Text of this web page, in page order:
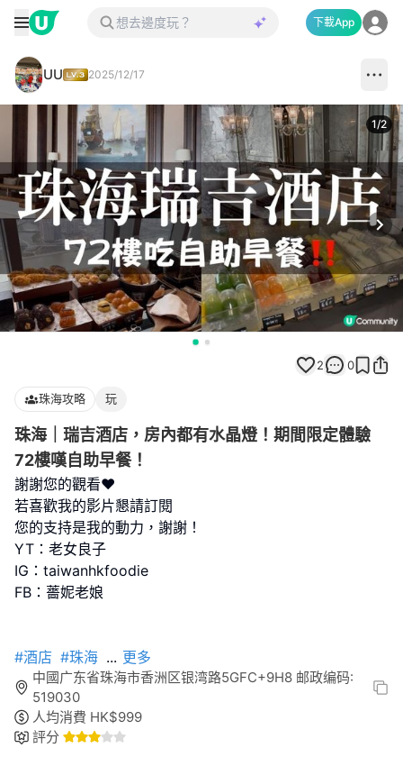
下載App
UU 2025/12/17
1/2
2 0
珠海攻略 玩
珠海｜瑞吉酒店，房內都有水晶燈！期間限定體驗
72樓嘆自助早餐！
謝謝您的觀看❤️
若喜歡我的影片懇請訂閱
您的支持是我的動力，謝謝！
YT：老女良子
IG：taiwanhkfoodie
FB：薔妮老娘
#酒店 #珠海 ... 更多
中國广东省珠海市香洲区银湾路5GFC+9H8 邮政编码:
519030
人均消費 HK$999
評分